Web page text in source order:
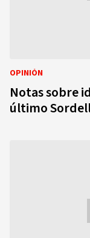
OPINIÓN
Notas sobre
último